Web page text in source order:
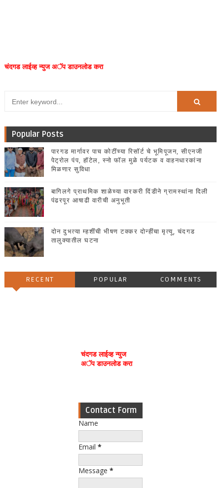
चंदगड लाईव्ह न्युज अॅप डाउनलोड करा
Popular Posts
पारगड मार्गावर पाच कोटींच्या रिसॉर्ट चे भूमिपूजन, सीएनजी
पेट्रोल पंप, हॉटेल, स्नो फॉल मुळे पर्यटक व वाहनधारकांना
मिळणार सुविधा
बागिलगे प्राथमिक शाळेच्या वारकरी दिंडीने ग्रामस्थांना दिली
पंढरपूर आषाढी वारीची अनुभूती
दोन दुभत्या म्हशींची भीषण टक्कर दोन्हींचा मृत्यू, चंदगड
तालुक्यातील घटना
RECENT POPULAR COMMENTS
चंदगड लाईव्ह न्युज
अॅप डाउनलोड करा
Contact Form
Name
Email *
Message *